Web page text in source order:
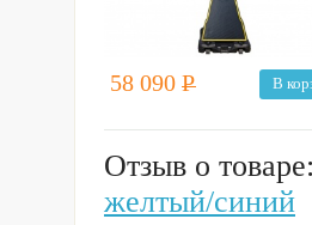
58 090 Р В
Отзыв о
желтый/синий